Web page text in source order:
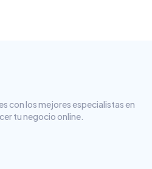
con los mejores especialistas en
tu negocio online.